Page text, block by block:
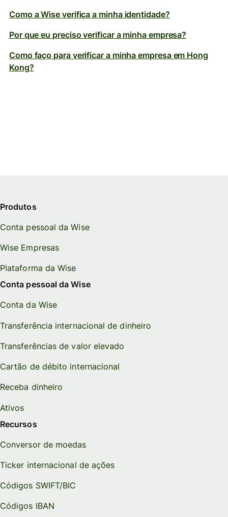
Como a Wise verifica a minha identidade?
Por que eu preciso verificar a minha empresa?
Como faço para verificar a minha empresa em Hong
Kong?
Produtos
Conta pessoal da Wise
Wise Empresas
Plataforma da Wise
Conta pessoal da Wise
Conta da Wise
Transferência internacional de dinheiro
Transferências de valor elevado
Cartão de débito internacional
Receba dinheiro
Ativos
Recursos
Conversor de moedas
Ticker internacional de ações
Códigos SWIFT/BIC
Códigos IBAN